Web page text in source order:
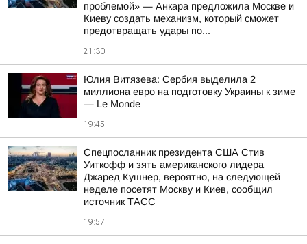
проблемой» — Анкара предложила Москве и
Киеву создать механизм, который сможет
предотвращать удары по...
21:30
Юлия Витязева: Сербия выделила 2
миллиона евро на подготовку Украины к зиме
— Le Monde
19:45
Спецпосланник президента США Стив
Уиткофф и зять американского лидера
Джаред Кушнер, вероятно, на следующей
неделе посетят Москву и Киев, сообщил
источник ТАСС
19:57